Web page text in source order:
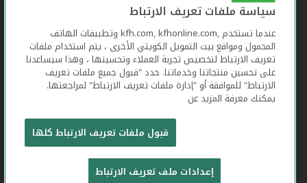
بيت التمويل الكويتي جميع الحقوق محفوظة © 2026
شروط وأحكام استخدام الموقع الإلكتروني
تعريف الارتباط بيان الخصوصية
سياسة ملفات تعريف الارتباط
عندما تستخدم ,kfh.com, kfhonline.com وتطبيقات الهاتف
المحمول ومواقع بيت التمويل الكويتي الأخرى ، يتم استخدام ملفات
تعريف الارتباط لتخصيص تجربة العملاء وتحسينها ، وهذا سيساعدنا
على تحسين منتجاتنا وخدماتنا. حدد "قبول جميع ملفات تعريف
الارتباط" للموافقة أو "إدارة ملفات تعريف الارتباط" لمراجعتها.
يمكنك معرفة المزيد عن
قبول ملفات تعريف الارتباط كلها
إعدادات ملف تعريف الارتباط